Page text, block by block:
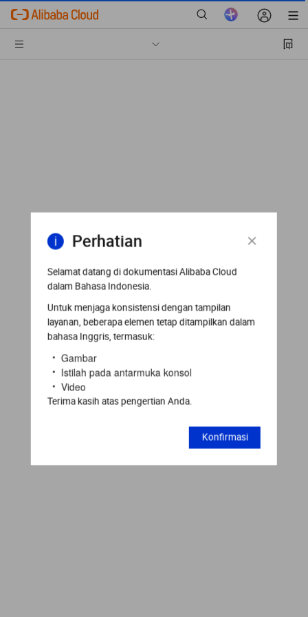
Perhatian
Selamat datang di dokumentasi Alibaba Cloud
dalam Bahasa Indonesia.
Untuk menjaga konsistensi dengan tampilan
layanan, beberapa elemen tetap ditampilkan dalam
bahasa Inggris, termasuk:
Gambar
Istilah pada antarmuka konsol
Video
Terima kasih atas pengertian Anda.
Konfirmasi